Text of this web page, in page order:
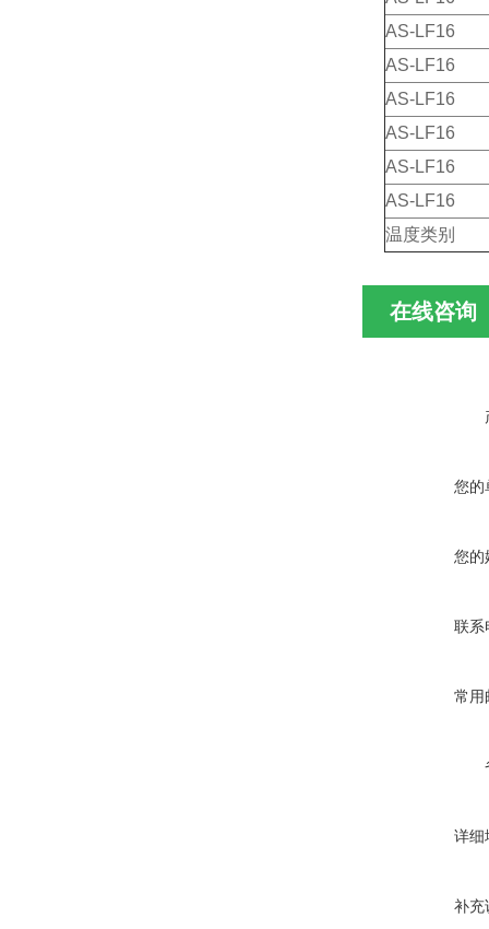
AS-LF16
AS-LF16
AS-LF16
AS-LF16
AS-LF16
AS-LF16
温度类别
在线咨询
您的
您的
联系
常用
详细
补充